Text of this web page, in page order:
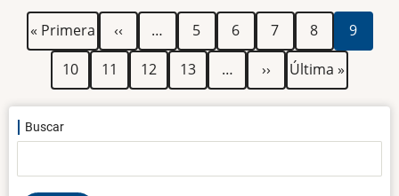
Paginación
Primera
página
« Primera
anterior
‹‹ … Página
5 Página
6 Página
7 Página
8
Página
actual
9
Página
10 Página
11 Página
12 Página
13 …
Siguiente
página
››
Última
página
Última »
Buscar